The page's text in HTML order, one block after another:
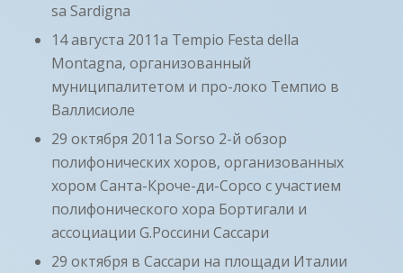
sa Sardigna
14 августа 2011a Tempio Festa della
Montagna, организованный
муниципалитетом и про-локо Темпио в
Валлисиоле
29 октября 2011a Sorso 2-й обзор
полифонических хоров, организованных
хором Санта-Кроче-ди-Сорсо с участием
полифонического хора Бортигали и
ассоциации G.Россини Сассари
29 октября в Сассари на площади Италии